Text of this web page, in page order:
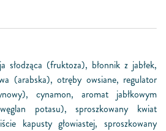
słodząca (fruktoza), błonnik z jabłek,
(arabska), otręby owsiane, regulator
cynamon, aromat jabłkowym
potasu), sproszkowany kwiat
kapusty głowiastej, sproszkowany